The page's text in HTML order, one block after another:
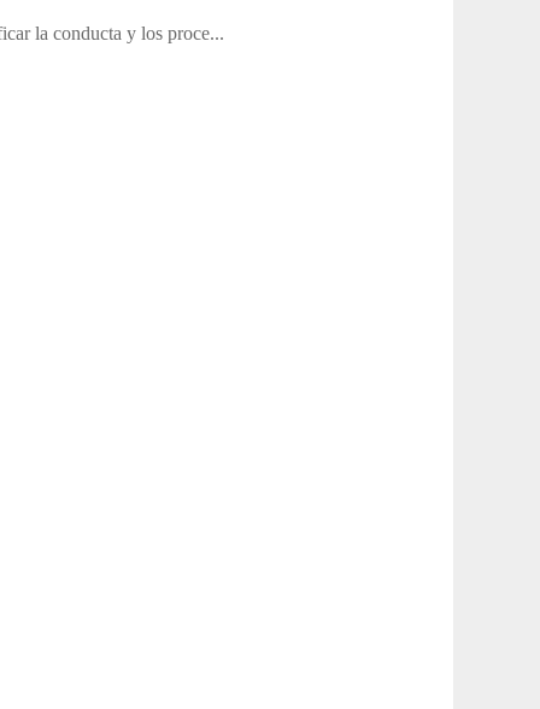
la conducta y los proce...